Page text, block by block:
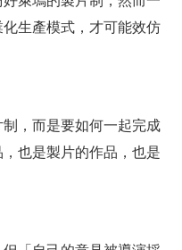
生產模式，才可能效仿
制，而是要如何一起完成
也是製片的作品，也是